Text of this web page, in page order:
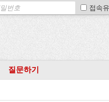
접속
질문하기